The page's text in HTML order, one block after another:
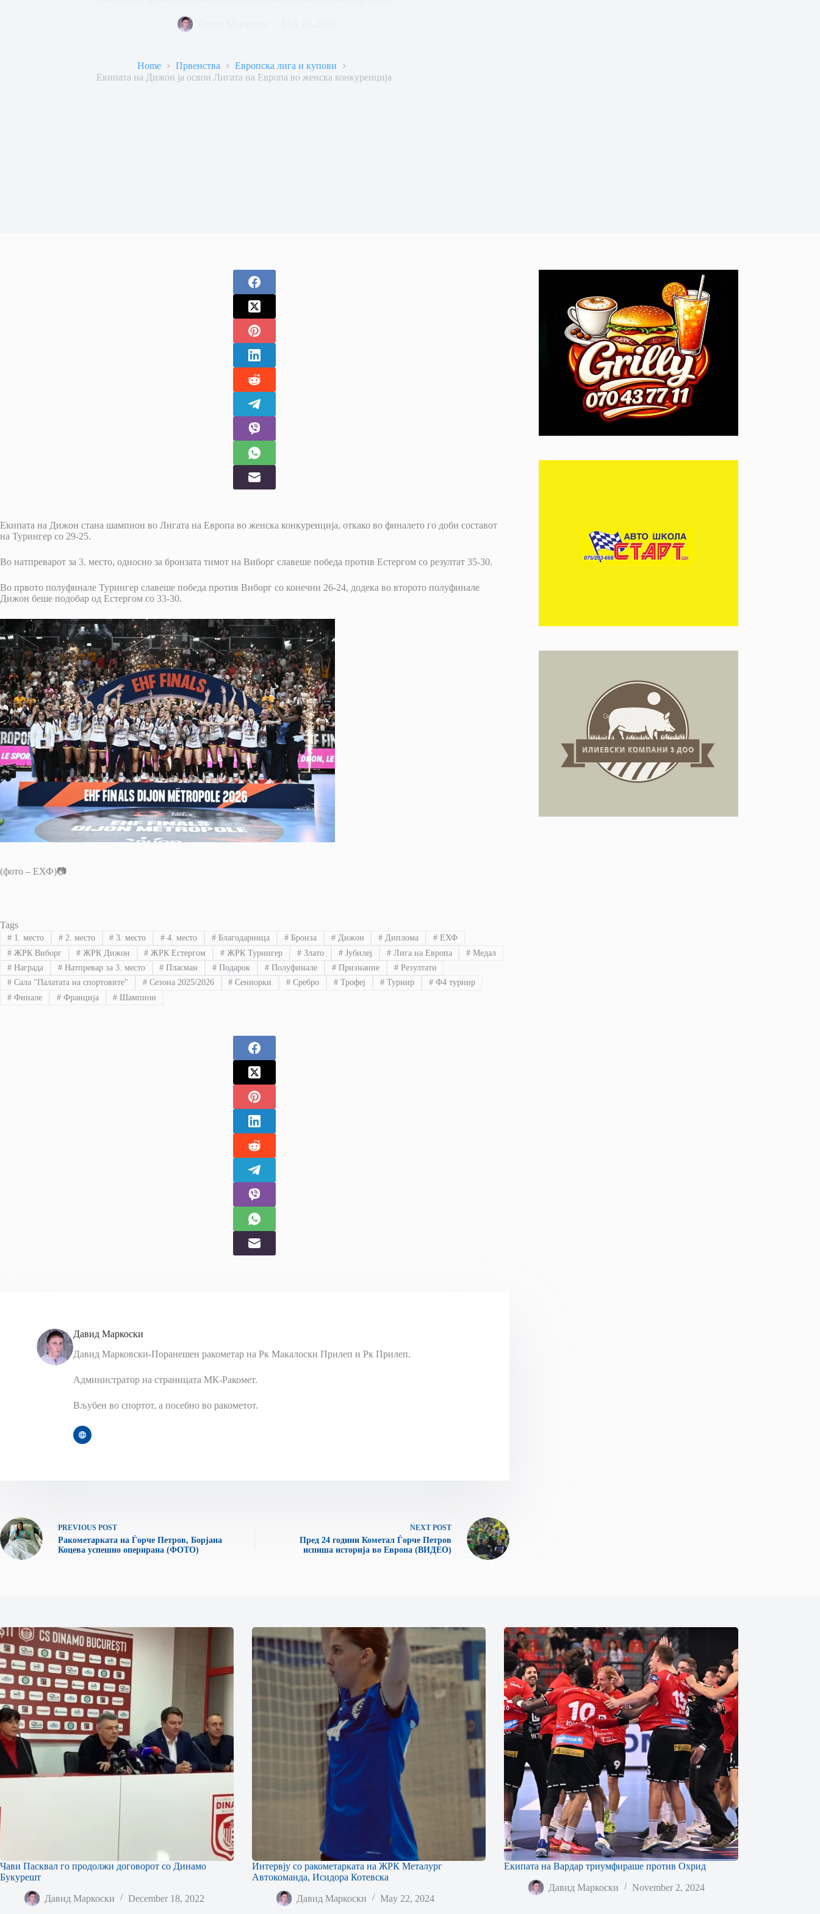
Home Првенства
Европска лига и купови
Екипата на Дижон ја освои Лигата на Европа во женска конкуренција
Екипата на Дижон стана шампион во Лигата на Европа во женска конкуренција, откако во финалето го доби составот
на Турингер со 29-25.
Во натпреварот за 3. место, односно за бронзата тимот на Виборг славеше победа против Естергом со резултат 35-30.
Во првото полуфинале Турингер славеше победа против Виборг со конечни 26-24, додека во второто полуфинале
Дижон беше подобар од Естергом со 33-30.
(фото – ЕХФ)📷
Tags
#1. место #2. место # 3. место # 4. место # Благодарница #Бронза #Дижон # Диплома # ЕХФ
#ЖРК Виборг #ЖРК Дижон # ЖРК Естергом # ЖРК Турингер # Злато #Јубилеј #Лига на Европа # Медал
#Награда #Натпревар за 3. место # Пласман # Подарок # Полуфинале #Признание #Резултати
#Сала "Палатата на спортовите" #Сезона 2025/2026 # Сениорки # Сребро # Трофеј #Турнир #Ф4 турнир
#Финале #Франција # Шампион
Давид Маркоски
Давид Марковски-Поранешен ракометар на Рк Макалоски Прилеп и Рк Прилеп.
Администратор на страницата МК-Ракомет.
Вљубен во спортот, а посебно во ракометот.
PREVIOUS POST
Ракометарката на Ѓорче Петров, Борјана
Коцева успешно оперирана (ФОТО)
NEXT POST
Пред 24 години Кометал Ѓорче Петров
испиша историја во Европа (ВИДЕО)
Чави Пасквал го продолжи договорот со Динамо
Букурешт
Давид Маркоски December 18, 2022
Интервју со ракометарката на ЖРК Металург
Автокоманда, Исидора Котевска
Давид Маркоски May 22, 2024
Екипата на Вардар триумфираше против Охрид
Давид Маркоски November 2, 2024